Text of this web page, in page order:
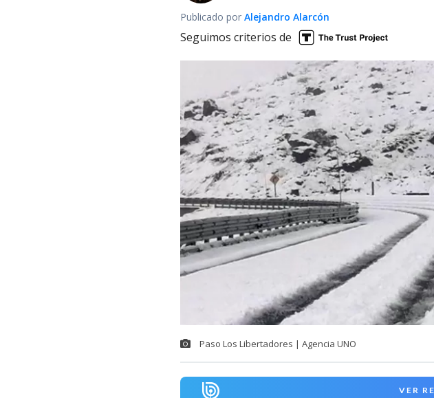
Publicado por Alejandro Alarcón
Seguimos criterios de
Paso Los Libertadores | Agencia UNO
VER